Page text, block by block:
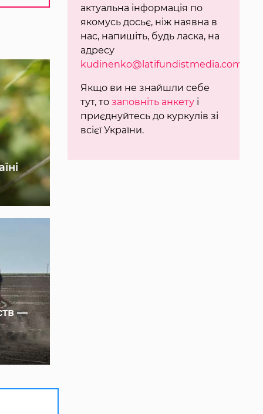
—
актуальна інформація по
якомусь досьє, ніж наявна в
нас, напишіть, будь ласка, на
адресу
kudinenko@latifundistmedia.com
Якщо ви не знайшли себе
тут, то заповніть анкетуі
приєднуйтесь до куркулів зі
всієї України.